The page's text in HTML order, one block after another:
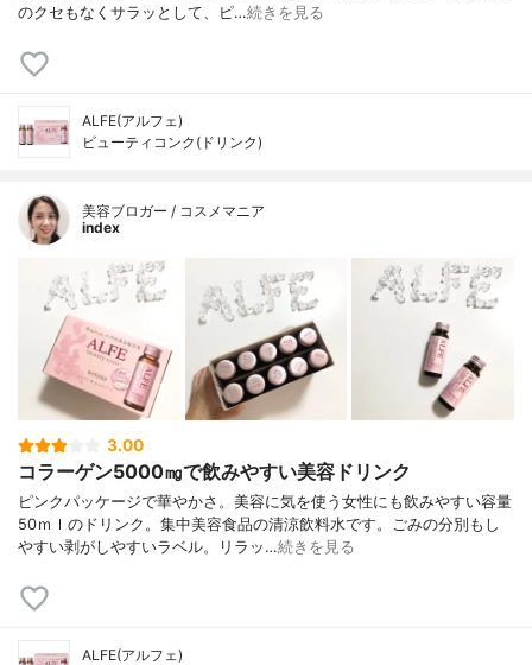
のクセもなくサラッとして、ピ…続きを見る
ALFE(アルフェ)
ビューティコンク(ドリンク)
美容ブロガー / コスメマニア
index
3.00
コラーゲン5000㎎で飲みやすい美容ドリンク
ピンクパッケージで華やかさ。美容に気を使う女性にも飲みやすい容量
50ｍｌのドリンク。集中美容食品の清涼飲料水です。ごみの分別もし
やすい剥がしやすいラベル。リラッ…続きを見る
ALFE(アルフェ)